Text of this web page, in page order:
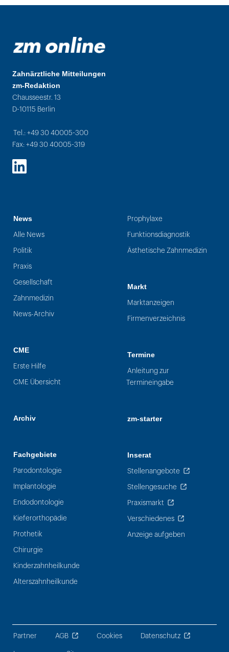
Zahnärztliche Mitteilungen
zm-Redaktion
Chausseestr. 13
D-10115 Berlin
Tel.: +49 30 40005-300
Fax: +49 30 40005-319
LinkedIn
News
Alle News
Politik
Praxis
Gesellschaft
Zahnmedizin
News-Archiv
CME
Erste Hilfe
CME Übersicht
Archiv
Fachgebiete
Parodontologie
Implantologie
Endodontologie
Kieferorthopädie
Prothetik
Chirurgie
Kinderzahnheilkunde
Alterszahnheilkunde
Prophylaxe
Funktionsdiagnostik
Ästhetische Zahnmedizin
Markt
Marktanzeigen
Firmenverzeichnis
Termine
Anleitung zur
Termineingabe
zm-starter
Inserat
Stellenangebote
Stellengesuche
Praxismarkt
Verschiedenes
Anzeige aufgeben
Partner AGB Cookies Datenschutz